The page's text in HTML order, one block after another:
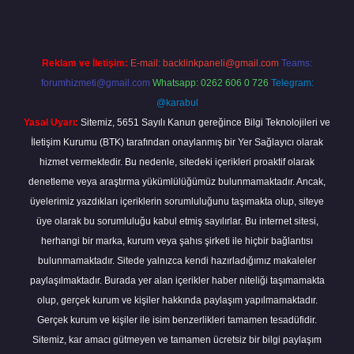
Reklam ve İletişim: E-mail: backlinkpaneli@gmail.com Teams:
forumhizmeti@gmail.com Whatsapp: 0262 606 0 726 Telegram:
@karabul
Yasal Uyarı: Sitemiz, 5651 Sayılı Kanun gereğince Bilgi Teknolojileri ve
İletişim Kurumu (BTK) tarafından onaylanmış bir Yer Sağlayıcı olarak
hizmet vermektedir. Bu nedenle, sitedeki içerikleri proaktif olarak
denetleme veya araştırma yükümlülüğümüz bulunmamaktadır. Ancak,
üyelerimiz yazdıkları içeriklerin sorumluluğunu taşımakta olup, siteye
üye olarak bu sorumluluğu kabul etmiş sayılırlar. Bu internet sitesi,
herhangi bir marka, kurum veya şahıs şirketi ile hiçbir bağlantısı
bulunmamaktadır. Sitede yalnızca kendi hazırladığımız makaleler
paylaşılmaktadır. Burada yer alan içerikler haber niteliği taşımamakta
olup, gerçek kurum ve kişiler hakkında paylaşım yapılmamaktadır.
Gerçek kurum ve kişiler ile isim benzerlikleri tamamen tesadüfidir.
Sitemiz, kar amacı gütmeyen ve tamamen ücretsiz bir bilgi paylaşım